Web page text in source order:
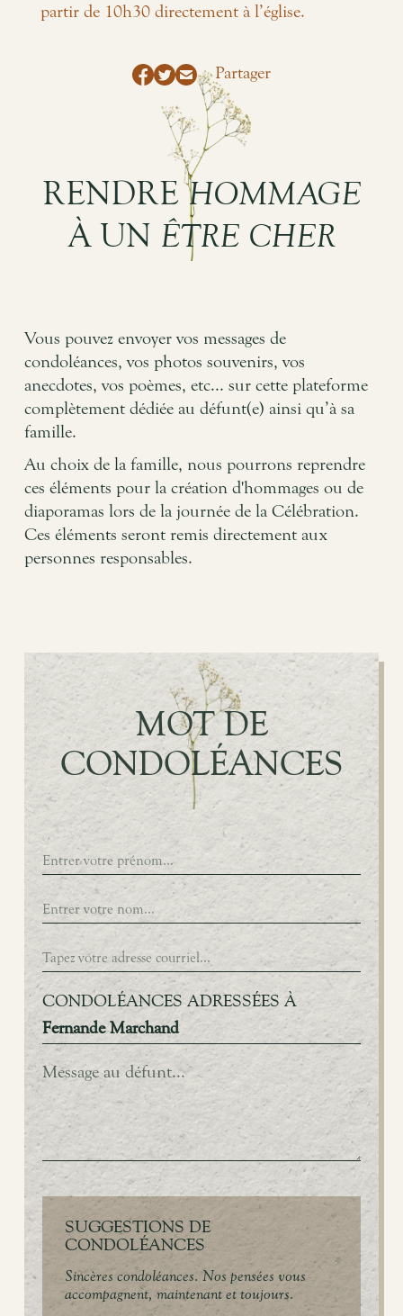
partir de 10h30 directement à l’église.
Partager
RENDREHOMMAGE
À UN ÊTRE CHER
Vous pouvez envoyer vos messages de
condoléances, vos photos souvenirs, vos
anecdotes, vos poèmes, etc... sur cette plateforme
complètement dédiée au défunt(e) ainsi qu’à sa
famille.
Au choix de la famille, nous pourrons reprendre
ces éléments pour la création d'hommages ou de
diaporamas lors de la journée de la Célébration.
Ces éléments seront remis directement aux
personnes responsables.
MOT DE
CONDOLÉANCES
CONDOLÉANCES ADRESSÉES À
Fernande Marchand
SUGGESTIONS DE
CONDOLÉANCES
Sincères condoléances. Nos pensées vous
accompagnent, maintenant et toujours.